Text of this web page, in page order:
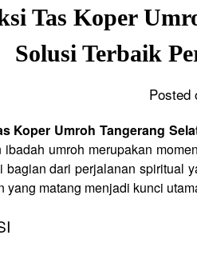
Tas Koper
Solusi Terbaik
Posted
Koper Umroh Tangerang
ibadah umroh merupakan
bagian dari perjalanan spiritual
yang matang menjadi kunci